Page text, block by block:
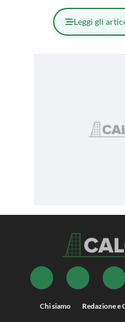
Leggi gli
Chi siamo Redazione e